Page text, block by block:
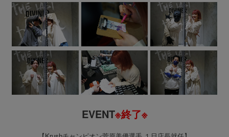
EVENT※終了※